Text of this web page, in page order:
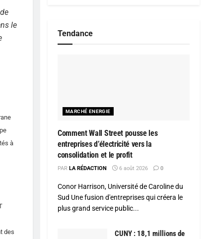
le
à
des
Tendance
MARCHÉ ENERGIE
Comment Wall Street pousse les
entreprises d’électricité vers la
consolidation et le profit
PAR LA RÉDACTION 6 août 2026 0
Conor Harrison, Université de Caroline du
Sud Une fusion d'entreprises qui créera le
plus grand service public...
CUNY : 18,1 millions de